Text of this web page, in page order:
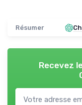
Résumer
Recevez